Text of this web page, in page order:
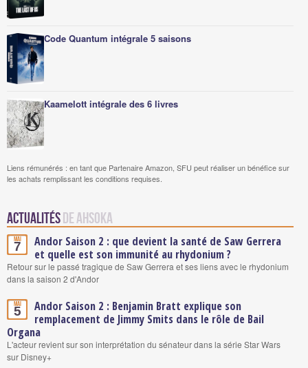
Code Quantum intégrale 5 saisons
Kaamelott intégrale des 6 livres
Liens rémunérés : en tant que Partenaire Amazon, SFU peut réaliser un bénéfice sur
les achats remplissant les conditions requises.
Actualités de Ahsoka
Mai
7
Andor Saison 2 : que devient la santé de Saw Gerrera
et quelle est son immunité au rhydonium ?
Retour sur le passé tragique de Saw Gerrera et ses liens avec le rhydonium
dans la saison 2 d'Andor
Mai
5
Andor Saison 2 : Benjamin Bratt explique son
remplacement de Jimmy Smits dans le rôle de Bail
Organa
L'acteur revient sur son interprétation du sénateur dans la série Star Wars
sur Disney+